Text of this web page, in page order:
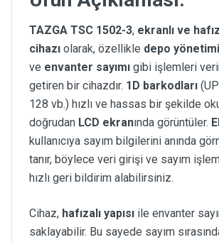
TAZGA TSC 1502-3, ekranlı ve
cihazı olarak, özellikle depo yönetimi
ve envanter sayımı gibi işlemleri
getiren bir cihazdır. 1D barkodları
128 vb.) hızlı ve hassas bir şekilde
doğrudan LCD ekranında görüntüler.
kullanıcıya sayım bilgilerini anında
tanır, böylece veri girişi ve sayım
hızlı geri bildirim alabilirsiniz.
Cihaz, hafızalı yapısı ile envanter
saklayabilir. Bu sayede sayım